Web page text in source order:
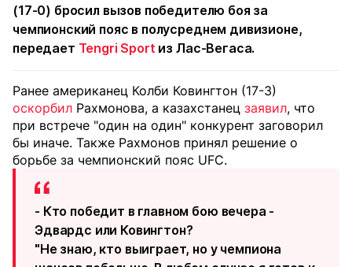
(17-0) бросил вызов победителю боя за
чемпионский пояс в полусреднем дивизионе,
передает Tengri Sport из Лас-Вегаса.
Ранее американец Колби Ковингтон (17-3)
оскорбил Рахмонова, а казахстанец заявил, что
при встрече "один на один" конкурент заговорил
бы иначе. Также Рахмонов принял решение о
борьбе за чемпионский пояс UFC.
- Кто победит в главном бою вечера -
Эдвардс или Ковингтон?
"Не знаю, кто выиграет, но у чемпиона